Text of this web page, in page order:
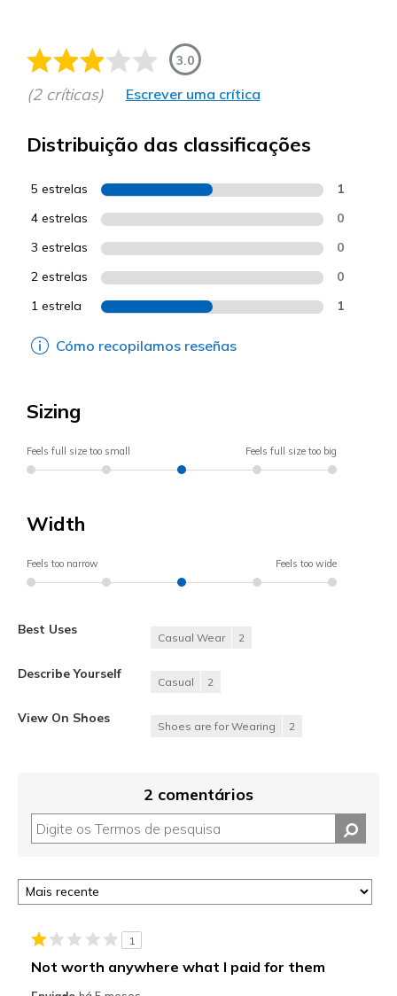
3.0
(2 críticas) Escrever uma crítica
Distribuição das classificações
5 estrelas 1
4 estrelas 0
3 estrelas 0
2 estrelas 0
1 estrela 1
Cómo recopilamos reseñas
Sizing
Feels full size too small Feels full size too big
Width
Feels too narrow Feels too wide
Best Uses
Casual Wear 2
Describe Yourself
Casual 2
View On Shoes
Shoes are for Wearing 2
2 comentários
1
Not worth anywhere what I paid for them